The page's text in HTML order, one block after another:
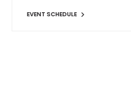
EVENT SCHEDULE